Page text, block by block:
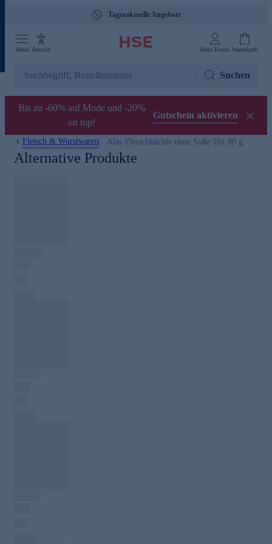
Tagesaktuelle Angebote
Menü Ansicht Mein Konto Warenkorb
Suchen
Bis zu -60% auf Mode und -20%
on top!
Gutschein aktivieren
Fleisch & Wurstwaren Alm-Fleischküchle ohne Soße 10x 80 g
Alternative Produkte